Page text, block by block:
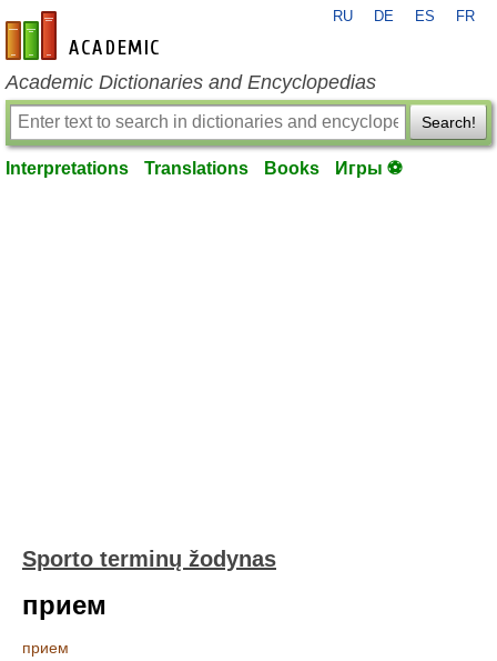
en-academic.com
RU DE ES FR
Academic Dictionaries and Encyclopedias
Search!
Interpretations Translations Books Игры ⚽
Sporto terminų žodynas
прием
прием